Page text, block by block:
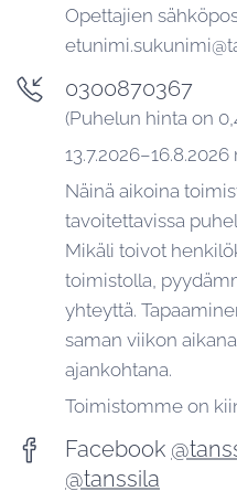
Opettajien
0300870367
(Puhelun hinta on
Näinä aikoina
tavoitettavissa
Mikäli toivot
toimistolla,
yhteyttä.
saman viikon
ajankohtana.
Toimistomme on
Facebook
@tanssila